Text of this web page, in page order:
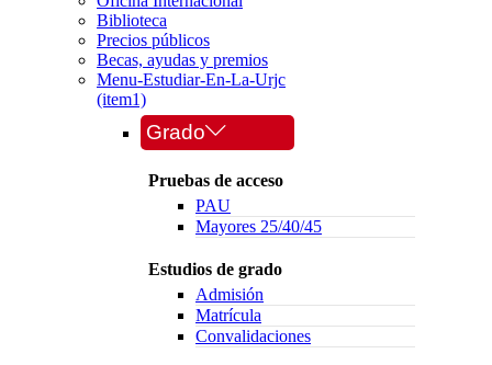
Biblioteca
Precios públicos
Becas, ayudas y premios
Menu-Estudiar-En-La-Urjc
(item1)
Grado
Pruebas de acceso
PAU
Mayores 25/40/45
Estudios de grado
Admisión
Matrícula
Convalidaciones